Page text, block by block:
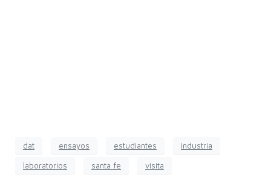
dat ensayos estudiantes industria
laboratorios santa fe visita